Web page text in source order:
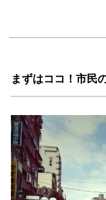
まずはココ！市民